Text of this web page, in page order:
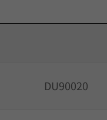
DU90020